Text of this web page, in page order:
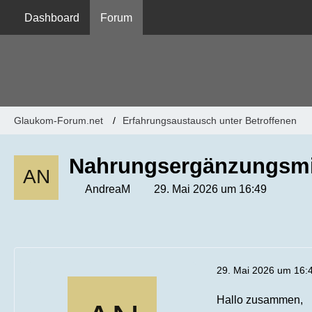
Dashboard Forum
Glaukom-Forum.net Erfahrungsaustausch unter Betroffenen
AndreaM 29. Mai 2026 um 16:49
29. Mai 2026 um
Hallo zusammen,